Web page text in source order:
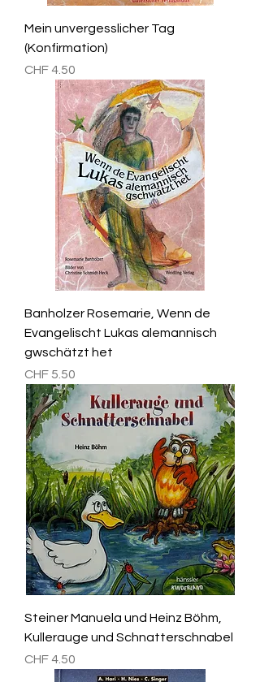
Mein unvergesslicher Tag
(Konfirmation)
Preis
CHF 4.50
Banholzer Rosemarie, Wenn de
Evangelischt Lukas alemannisch
gwschätzt het
Preis
CHF 5.50
Steiner Manuela und Heinz Böhm,
Kullerauge und Schnatterschnabel
Preis
CHF 4.50